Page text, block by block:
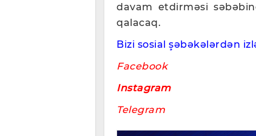
davam etdirməsi
qalacaq.
Bizi sosial şəbəkələrdən
Facebook
Instagram
Telegram